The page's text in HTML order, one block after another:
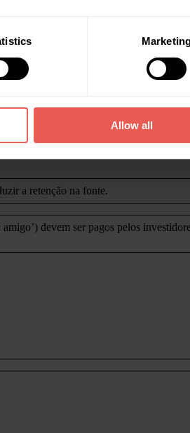
Allow all
A Crowdpear está registada na
os investidores obtiveram durante o
retido no momento do pagamento
a retenção na fonte.
devem ser pagos pelos